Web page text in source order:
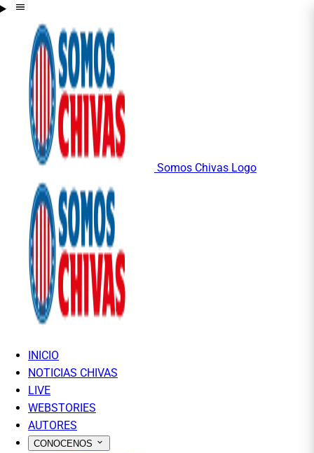
Somos Chivas Logo
INICIO
NOTICIAS CHIVAS
LIVE
WEBSTORIES
AUTORES
CONOCENOS